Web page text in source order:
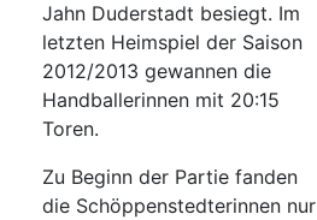
Jahn Duderstadt besiegt. Im
letzten Heimspiel der Saison
2012/2013 gewannen die
Handballerinnen mit 20:15
Toren.
Zu Beginn der Partie fanden
die Schöppenstedterinnen nur